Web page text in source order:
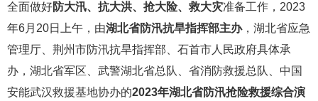
全面做好防大汛、抗大洪、抢大险、救大灾准备工作，2023
年6月20日上午，由湖北省防汛抗旱指挥部主办，湖北省应急
管理厅、荆州市防汛抗旱指挥部、石首市人民政府具体承
办，湖北省军区、武警湖北省总队、省消防救援总队、中国
安能武汉救援基地协办的2023年湖北省防汛抢险救援综合演